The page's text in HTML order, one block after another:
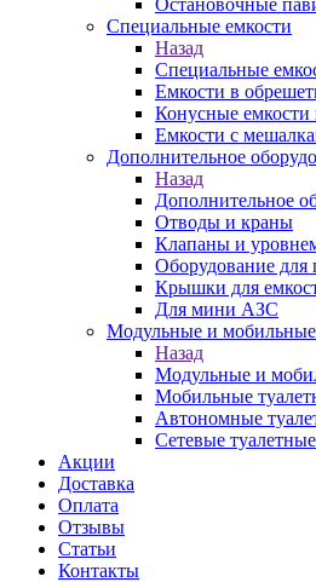
Остановочные
Специальные емкости
Назад
Специальные
Емкости в
Конусные емкости
Емкости с
Дополнительное
Назад
Дополнительное
Отводы и краны
Клапаны и
Оборудование для
Крышки для
Для мини АЗС
Модульные и мобильные
Назад
Модульные и
Мобильные
Автономные
Сетевые
Акции
Доставка
Оплата
Отзывы
Статьи
Контакты